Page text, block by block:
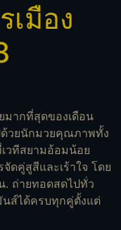
มือง
มากที่สุดของเดือน
วยนักมวยคุณภาพทั้ง
วทีสยามอ้อมน้อย
ดคู่สูสีและเร้าใจ โดย
. ถ่ายทอดสดไปทั่ว
ส์ได้ครบทุกคู่ตั้งแต่